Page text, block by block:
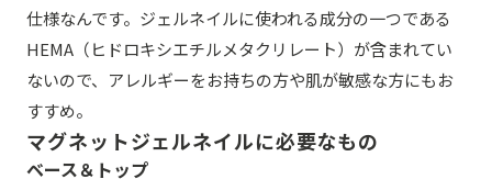
仕様なんです。ジェルネイルに使われる成分の一つである
HEMA（ヒドロキシエチルメタクリレート）が含まれてい
ないので、アレルギーをお持ちの方や肌が敏感な方にもお
すすめ。
マグネットジェルネイルに必要なもの
ベース＆トップ